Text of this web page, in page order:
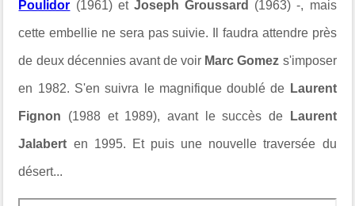
Poulidor (1961) et Joseph Groussard (1963) -, mais
cette embellie ne sera pas suivie. Il faudra attendre près
de deux décennies avant de voir Marc Gomez s'imposer
en 1982. S'en suivra le magnifique doublé de Laurent
Fignon (1988 et 1989), avant le succès de Laurent
Jalabert en 1995. Et puis une nouvelle traversée du
désert...